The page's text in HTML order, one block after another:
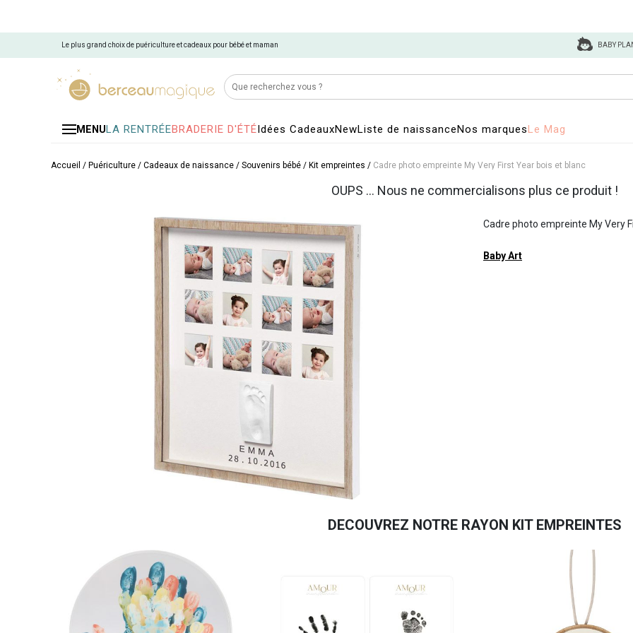
Le plus grand choix de puériculture et cadeaux pour bébé et maman BABY
MENULA RENTRÉEBRADERIE D'ÉTÉIdées CadeauxNewListe de naissanceNos marquesLe Mag
Accueil / Puériculture / Cadeaux de naissance / Souvenirs bébé / Kit empreintes / Cadre photo empreinte My Very First Year bois et blanc
OUPS ... Nous ne commercialisons plus ce produit !
Cadre photo empreinte My Very
Baby Art
DECOUVREZ NOTRE RAYON KIT EMPREINTES